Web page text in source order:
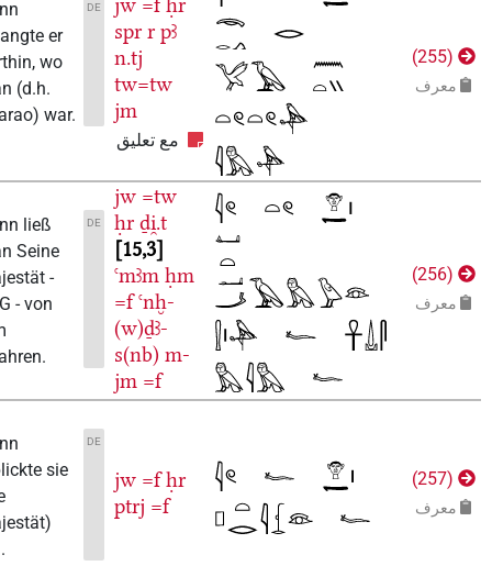
255
)
spr
tw=tw
مع تعليق
DE
Dann
gelangte er
dorthin, wo
man (d.h.
Pharao) war.
256
)
jw
ḥr
15,3
ꜥmꜣm
ḥm
=f
(w)ḏꜣ-
s(nb)
m-
jm
DE
Dann ließ
man Seine
Majestät -
LHG - von
erfahren.
257
)
jw =f
ḥr
ptrj
Dann
erblickte sie
Majestät)